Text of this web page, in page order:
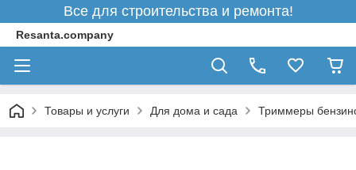
Все для строительства и ремонта!
Resanta.company
Товары и услуги Для дома и сада Триммеры